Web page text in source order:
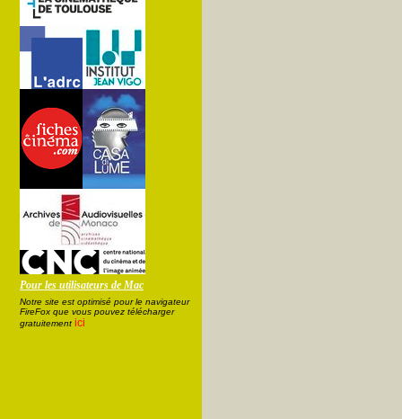
Pour les utilisateurs de Mac
Notre site est optimisé pour le navigateur
FireFox que vous pouvez télécharger
gratuitement ici